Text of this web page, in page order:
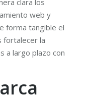
clara los
web y
forma tangible el
fortalecer la
a largo plazo con